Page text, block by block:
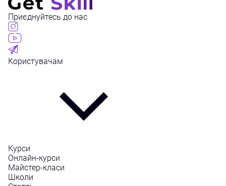
Приєднуйтесь до нас
Користувачам
Курси
Онлайн-курси
Майстер-класи
Школи